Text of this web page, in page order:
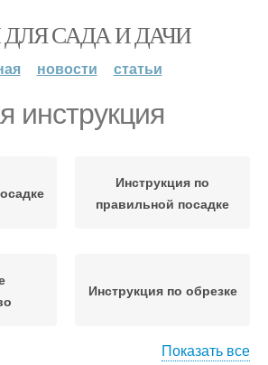
САДА И ДАЧИ
новости статьи
инструкция
Инструкция по
правильной посадке
Инструкция по обрезке
Показать все